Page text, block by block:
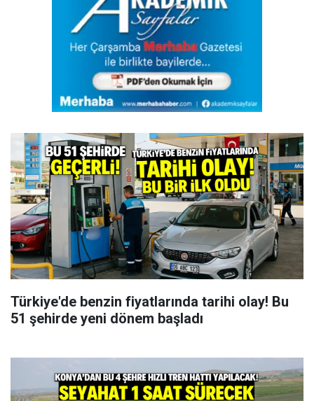
Türkiye'de benzin fiyatlarında tarihi olay! Bu
51 şehirde yeni dönem başladı